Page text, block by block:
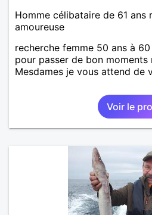
Homme célibataire de 61 ans
amoureuse
recherche femme 50 ans à
pour passer de bon moments
Mesdames je vous attend de
Voir le